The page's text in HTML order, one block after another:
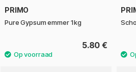
PRIMO
Pure Gypsum emmer 1kg
5.80 €